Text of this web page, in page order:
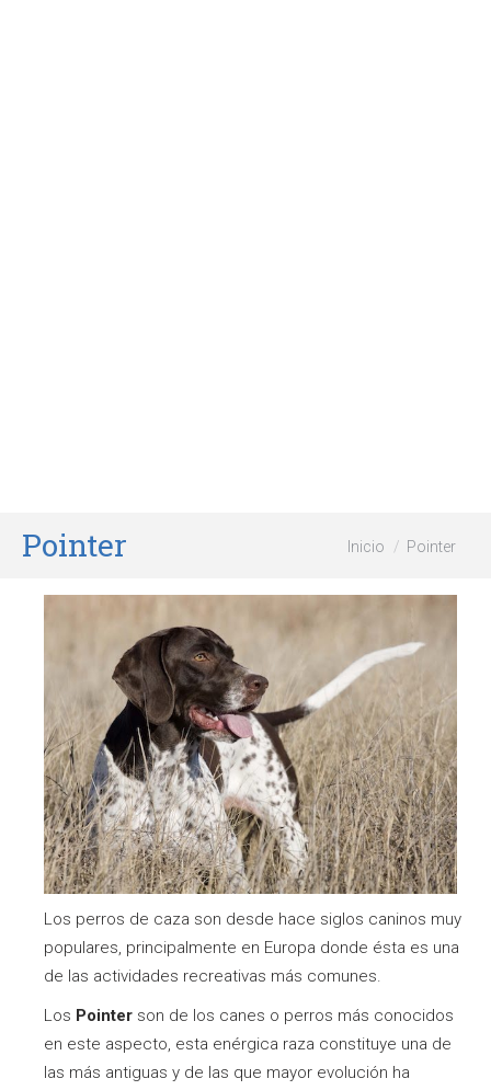
Pointer Estás aquí:
Inicio Pointer
Los perros de caza son desde hace siglos caninos muy
populares, principalmente en Europa donde ésta es una
de las actividades recreativas más comunes.
Los Pointer son de los canes o perros más conocidos
en este aspecto, esta enérgica raza constituye una de
las más antiguas y de las que mayor evolución ha